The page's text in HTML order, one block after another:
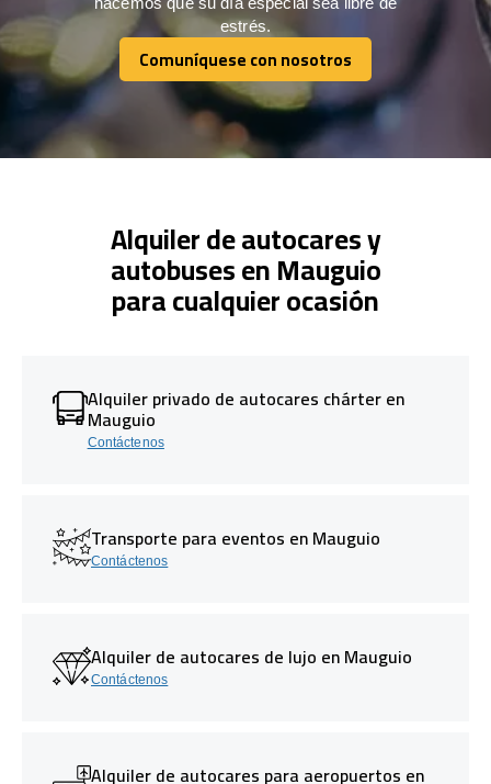
estrés.
Comuníquese con nosotros
Comuníquese con nosotros
Alquiler de autocares y
autobuses en Mauguio
para cualquier ocasión
Alquiler privado de autocares chárter en
Mauguio
Contáctenos
Transporte para eventos en Mauguio
Contáctenos
Alquiler de autocares de lujo en Mauguio
Contáctenos
Alquiler de autocares para aeropuertos en